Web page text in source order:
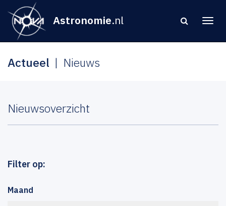
Astronomie.nl
Actueel Nieuws
Nieuwsoverzicht
Filter op:
Maand